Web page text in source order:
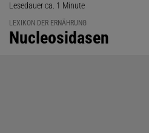
Lesedauer ca. 1 Minute
LEXIKON DER ERNÄHRUNG
:
Nucleosidasen